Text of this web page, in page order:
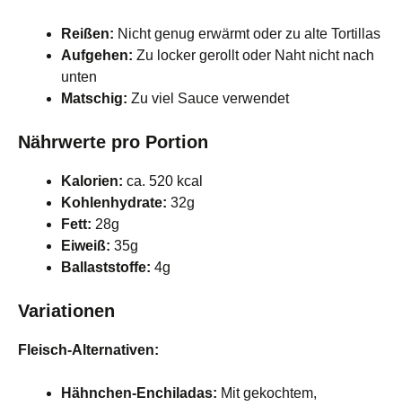
Reißen: Nicht genug erwärmt oder zu alte Tortillas
Aufgehen: Zu locker gerollt oder Naht nicht nach
unten
Matschig: Zu viel Sauce verwendet
Nährwerte pro Portion
Kalorien: ca. 520 kcal
Kohlenhydrate: 32g
Fett: 28g
Eiweiß: 35g
Ballaststoffe: 4g
Variationen
Fleisch-Alternativen:
Hähnchen-Enchiladas: Mit gekochtem,